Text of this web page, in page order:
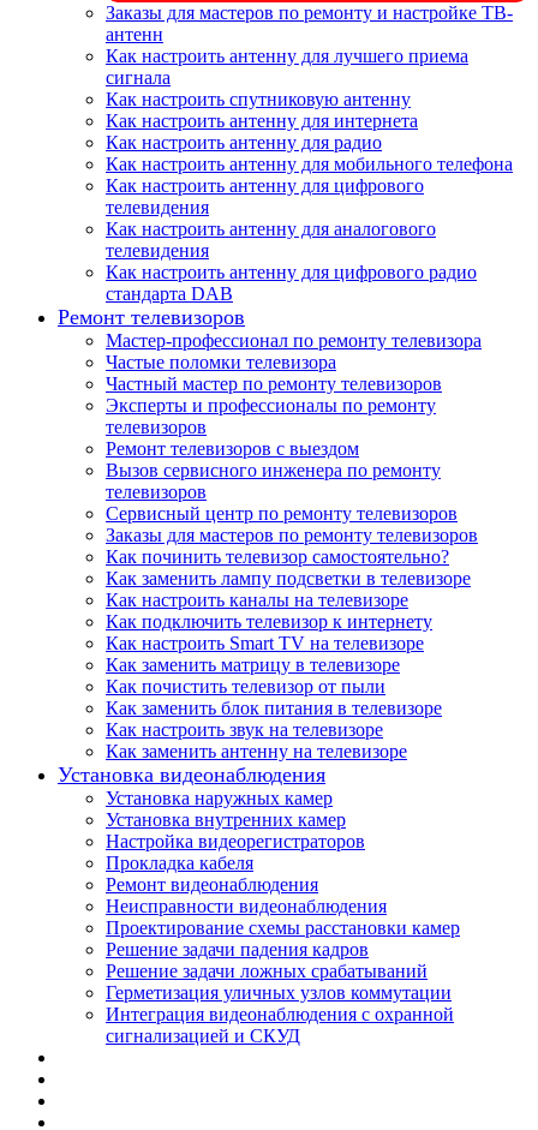
Заказы для мастеров по ремонту и настройке ТВ-
антенн
Как настроить антенну для лучшего приема
сигнала
Как настроить спутниковую антенну
Как настроить антенну для интернета
Как настроить антенну для радио
Как настроить антенну для мобильного телефона
Как настроить антенну для цифрового
телевидения
Как настроить антенну для аналогового
телевидения
Как настроить антенну для цифрового радио
стандарта DAB
Ремонт телевизоров
Мастер-профессионал по ремонту телевизора
Частые поломки телевизора
Частный мастер по ремонту телевизоров
Эксперты и профессионалы по ремонту
телевизоров
Ремонт телевизоров с выездом
Вызов сервисного инженера по ремонту
телевизоров
Сервисный центр по ремонту телевизоров
Заказы для мастеров по ремонту телевизоров
Как починить телевизор самостоятельно?
Как заменить лампу подсветки в телевизоре
Как настроить каналы на телевизоре
Как подключить телевизор к интернету
Как настроить Smart TV на телевизоре
Как заменить матрицу в телевизоре
Как почистить телевизор от пыли
Как заменить блок питания в телевизоре
Как настроить звук на телевизоре
Как заменить антенну на телевизоре
Установка видеонаблюдения
Установка наружных камер
Установка внутренних камер
Настройка видеорегистраторов
Прокладка кабеля
Ремонт видеонаблюдения
Неисправности видеонаблюдения
Проектирование схемы расстановки камер
Решение задачи падения кадров
Решение задачи ложных срабатываний
Герметизация уличных узлов коммутации
Интеграция видеонаблюдения с охранной
сигнализацией и СКУД